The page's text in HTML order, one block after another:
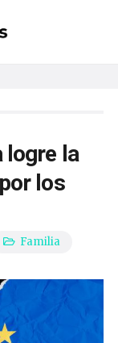
logre la
los
Familia